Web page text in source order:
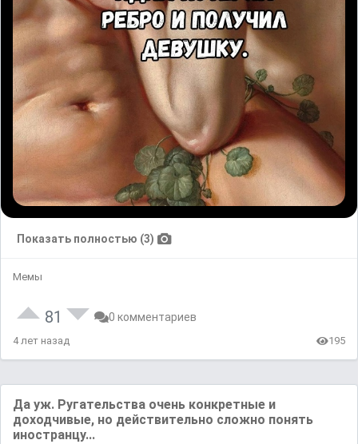
Показать полностью (3)
Мемы
81 0 комментариев
4 лет назад 195
Да уж. Ругательства очень конкретные и
доходчивые, но действительно сложно понять
иностранцу...